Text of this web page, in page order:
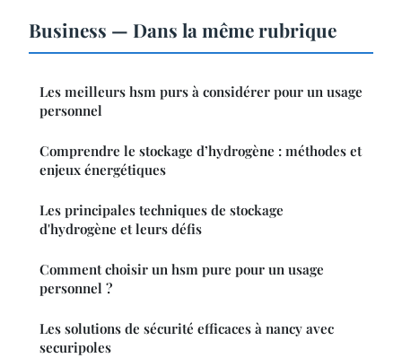
Business — Dans la même rubrique
Les meilleurs hsm purs à considérer pour un usage
personnel
Comprendre le stockage d’hydrogène : méthodes et
enjeux énergétiques
Les principales techniques de stockage
d'hydrogène et leurs défis
Comment choisir un hsm pure pour un usage
personnel ?
Les solutions de sécurité efficaces à nancy avec
securipoles